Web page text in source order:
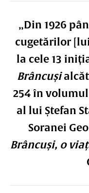
„Din 1926
cugetărilor
la cele 13
Brâncuși
254 în
al lui Ștefan
Soranei
Brâncuși, o